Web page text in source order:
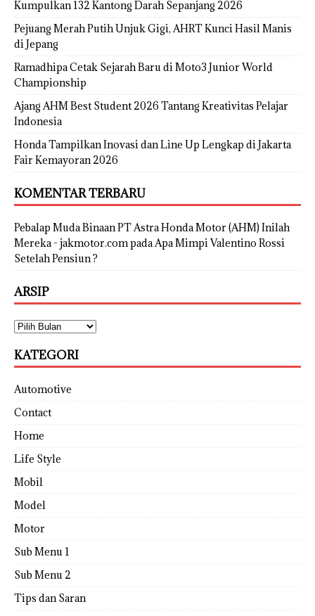
Kumpulkan 132 Kantong Darah Sepanjang 2026
Pejuang Merah Putih Unjuk Gigi, AHRT Kunci Hasil Manis
di Jepang
Ramadhipa Cetak Sejarah Baru di Moto3 Junior World
Championship
Ajang AHM Best Student 2026 Tantang Kreativitas Pelajar
Indonesia
Honda Tampilkan Inovasi dan Line Up Lengkap di Jakarta
Fair Kemayoran 2026
KOMENTAR TERBARU
Pebalap Muda Binaan PT Astra Honda Motor (AHM) Inilah
Mereka - jakmotor.compada Apa Mimpi Valentino Rossi
Setelah Pensiun ?
ARSIP
KATEGORI
Automotive
Contact
Home
Life Style
Mobil
Model
Motor
Sub Menu 1
Sub Menu 2
Tips dan Saran